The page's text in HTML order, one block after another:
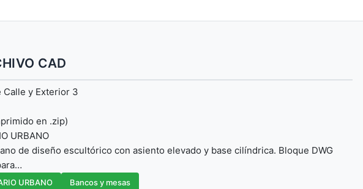
CAD
Calle y Exterior 3
en .zip)
URBANO
de diseño escultórico con asiento elevado y base cilíndrica. Bloque DWG
URBANO Bancos y mesas